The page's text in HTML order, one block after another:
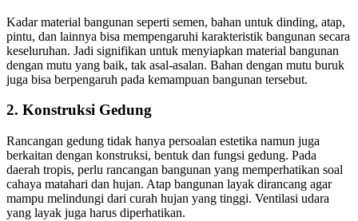
Kadar material bangunan seperti semen, bahan untuk dinding, atap,
pintu, dan lainnya bisa mempengaruhi karakteristik bangunan secara
keseluruhan. Jadi signifikan untuk menyiapkan material bangunan
dengan mutu yang baik, tak asal-asalan. Bahan dengan mutu buruk
juga bisa berpengaruh pada kemampuan bangunan tersebut.
2. Konstruksi Gedung
Rancangan gedung tidak hanya persoalan estetika namun juga
berkaitan dengan konstruksi, bentuk dan fungsi gedung. Pada
daerah tropis, perlu rancangan bangunan yang memperhatikan soal
cahaya matahari dan hujan. Atap bangunan layak dirancang agar
mampu melindungi dari curah hujan yang tinggi. Ventilasi udara
yang layak juga harus diperhatikan.